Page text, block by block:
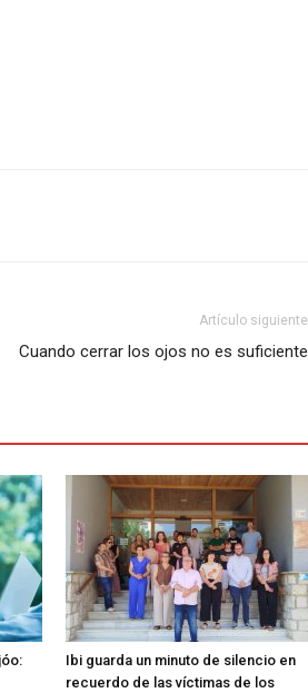
Artículo siguiente
Cuando cerrar los ojos no es suficiente
Ibi guarda un minuto de silencio en
recuerdo de las víctimas de los